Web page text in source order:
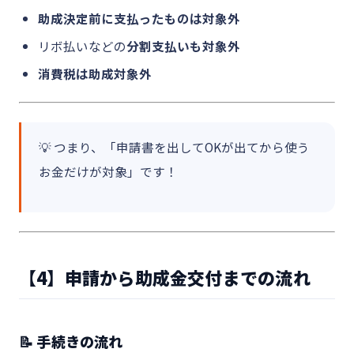
助成決定前に支払ったものは対象外
リボ払いなどの分割支払いも対象外
消費税は助成対象外
💡 つまり、「申請書を出してOKが出てから使う
お金だけが対象」です！
【4】申請から助成金交付までの流れ
📝 手続きの流れ